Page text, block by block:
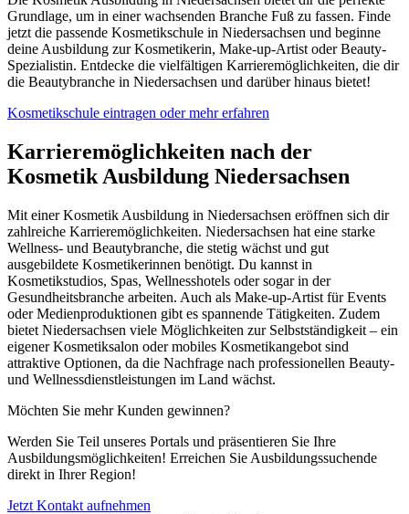
Grundlage, um in einer wachsenden Branche Fuß zu fassen. Finde
jetzt die passende Kosmetikschule in Niedersachsen und beginne
deine Ausbildung zur Kosmetikerin, Make-up-Artist oder Beauty-
Spezialistin. Entdecke die vielfältigen Karrieremöglichkeiten, die dir
die Beautybranche in Niedersachsen und darüber hinaus bietet!
Kosmetikschule eintragen oder mehr erfahren
Karrieremöglichkeiten nach der
Kosmetik Ausbildung Niedersachsen
Mit einer Kosmetik Ausbildung in Niedersachsen eröffnen sich dir
zahlreiche Karrieremöglichkeiten. Niedersachsen hat eine starke
Wellness- und Beautybranche, die stetig wächst und gut
ausgebildete Kosmetikerinnen benötigt. Du kannst in
Kosmetikstudios, Spas, Wellnesshotels oder sogar in der
Gesundheitsbranche arbeiten. Auch als Make-up-Artist für Events
oder Medienproduktionen gibt es spannende Tätigkeiten. Zudem
bietet Niedersachsen viele Möglichkeiten zur Selbstständigkeit – ein
eigener Kosmetiksalon oder mobiles Kosmetikangebot sind
attraktive Optionen, da die Nachfrage nach professionellen Beauty-
und Wellnessdienstleistungen im Land wächst.
Möchten Sie mehr Kunden gewinnen?
Werden Sie Teil unseres Portals und präsentieren Sie Ihre
Ausbildungsmöglichkeiten! Erreichen Sie Ausbildungssuchende
direkt in Ihrer Region!
Jetzt Kontakt aufnehmen